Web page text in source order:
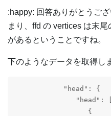
:happy: 回答ありがとうご
まり、ffd の vertices は末
があるということですね。
下のようなデータを取得し
            "head": {
               "head": [
                  {